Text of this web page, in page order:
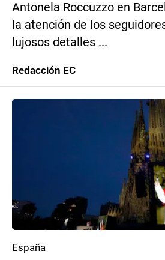
Antonela Roccuzzo en
la atención de los
lujosos detalles ...
Redacción EC
España